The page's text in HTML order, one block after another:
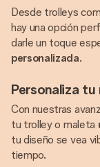
Desde trolleys
hay una opción
darle un toque
personalizada.
Personaliza
Con nuestras
tu trolley o maleta
tu diseño se vea
tiempo.